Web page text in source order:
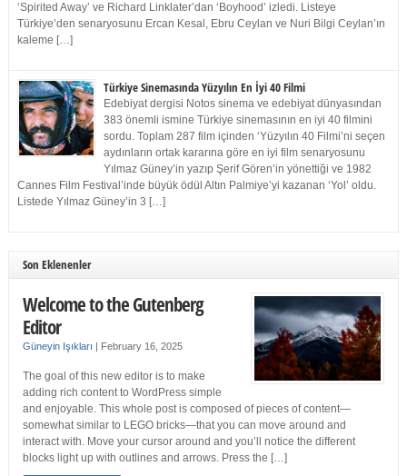
‘Spirited Away’ ve Richard Linklater’dan ‘Boyhood’ izledi. Listeye
Türkiye’den senaryosunu Ercan Kesal, Ebru Ceylan ve Nuri Bilgi Ceylan’ın
kaleme […]
Türkiye Sinemasında Yüzyılın En İyi 40 Filmi
Edebiyat dergisi Notos sinema ve edebiyat dünyasından
383 önemli ismine Türkiye sinemasının en iyi 40 filmini
sordu. Toplam 287 film içinden ‘Yüzyılın 40 Filmi’ni seçen
aydınların ortak kararına göre en iyi film senaryosunu
Yılmaz Güney’in yazıp Şerif Gören’in yönettiği ve 1982
Cannes Film Festival’inde büyük ödül Altın Palmiye’yi kazanan ‘Yol’ oldu.
Listede Yılmaz Güney’in 3 […]
Son Eklenenler
Welcome to the Gutenberg
Editor
Güneyin Işıkları | February 16, 2025
The goal of this new editor is to make
adding rich content to WordPress simple
and enjoyable. This whole post is composed of pieces of content—
somewhat similar to LEGO bricks—that you can move around and
interact with. Move your cursor around and you’ll notice the different
blocks light up with outlines and arrows. Press the […]